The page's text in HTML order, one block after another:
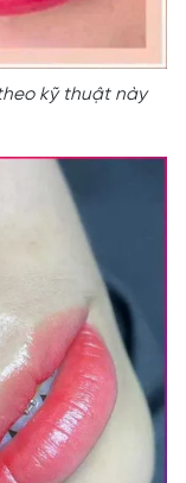
kỹ thuật này